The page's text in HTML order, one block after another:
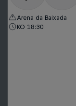
Arena da Baixada
KO 18:30